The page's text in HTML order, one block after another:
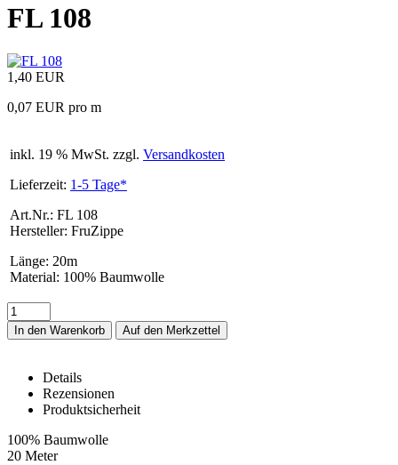
FL 108
1,40 EUR
0,07 EUR pro m
inkl. 19 % MwSt. zzgl. Versandkosten
Lieferzeit: 1-5 Tage*
Art.Nr.: FL 108
Hersteller: FruZippe
Länge: 20m
Material: 100% Baumwolle
In den Warenkorb
Details
Rezensionen
Produktsicherheit
FL 108 – Details
100% Baumwolle
20 Meter